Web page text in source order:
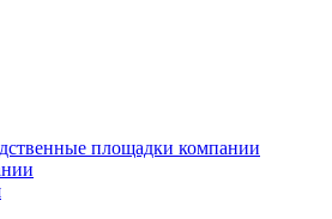
площадки компании